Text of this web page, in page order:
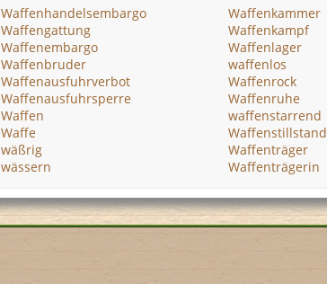
Waffenhandelsembargo
Waffengattung
Waffenembargo
Waffenbruder
Waffenausfuhrverbot
Waffenausfuhrsperre
Waffen
Waffe
wäßrig
wässern
Waffenkammer
Waffenkampf
Waffenlager
waffenlos
Waffenrock
Waffenruhe
waffenstarrend
Waffenstillstand
Waffenträger
Waffenträgerin